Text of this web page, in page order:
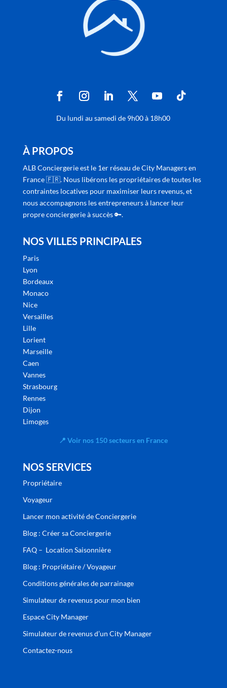
Du lundi au samedi de 9h00 à 18h00
À PROPOS
ALB Conciergerie est le 1er réseau de City Managers en
France 🇫🇷. Nous libérons les propriétaires de toutes les
contraintes locatives pour maximiser leurs revenus, et
nous accompagnons les entrepreneurs à lancer leur
propre conciergerie à succès 🔑.
NOS VILLES PRINCIPALES
Paris
Lyon
Bordeaux
Monaco
Nice
Versailles
Lille
Lorient
Marseille
Caen
Vannes
Strasbourg
Rennes
Dijon
Limoges
📍Voir nos 150 secteurs en France
NOS SERVICES
Propriétaire
Voyageur
Lancer mon activité de Conciergerie
Blog : Créer sa Conciergerie
FAQ – Location Saisonnière
Blog : Propriétaire / Voyageur
Conditions générales de parrainage
Simulateur de revenus pour mon bien
Espace City Manager
Simulateur de revenus d’un City Manager
Contactez-nous